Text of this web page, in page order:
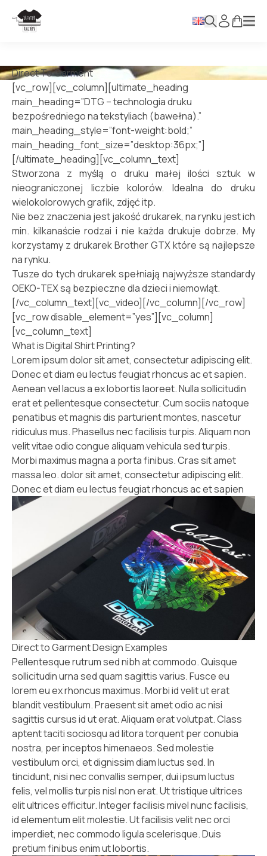
Direct To Garment
[vc_row][vc_column][ultimate_heading
main_heading=”DTG – technologia druku
bezpośredniego na tekstyliach (bawełna).”
main_heading_style=”font-weight:bold;”
main_heading_font_size=”desktop:36px;”]
[/ultimate_heading][vc_column_text]
Stworzona z myślą o druku małej ilości sztuk w
nieograniczonej liczbie kolorów. Idealna do druku
wielokolorowych grafik, zdjęć itp.
Nie bez znaczenia jest jakość drukarek, na rynku jest ich
min. kilkanaście rodzai i nie każda drukuje dobrze. My
korzystamy z drukarek Brother GTX które są najlepsze
na rynku.
Tusze do tych drukarek spełniają najwyższe standardy
OEKO-TEX są bezpieczne dla dzieci i niemowląt.
[/vc_column_text][vc_video][/vc_column][/vc_row]
[vc_row disable_element=”yes”][vc_column]
[vc_column_text]
What is Digital Shirt Printing?
Lorem ipsum dolor sit amet, consectetur adipiscing elit.
Donec et diam eu lectus feugiat rhoncus ac et sapien.
Aenean vel lacus a ex lobortis laoreet. Nulla sollicitudin
erat et pellentesque consectetur. Cum sociis natoque
penatibus et magnis dis parturient montes, nascetur
ridiculus mus. Phasellus nec facilisis turpis. Aliquam non
velit vitae odio congue aliquam vehicula sed turpis.
Morbi maximus magna a porta finibus. Cras sit amet
massa leo. dolor sit amet, consectetur adipiscing elit.
Donec et diam eu lectus feugiat rhoncus ac et sapien
Direct to Garment Design Examples
Pellentesque rutrum sed nibh at commodo. Quisque
sollicitudin urna sed quam sagittis varius. Fusce eu
lorem eu ex rhoncus maximus. Morbi id velit ut erat
blandit vestibulum. Praesent sit amet odio ac nisi
sagittis cursus id ut erat. Aliquam erat volutpat. Class
aptent taciti sociosqu ad litora torquent per conubia
nostra, per inceptos himenaeos. Sed molestie
vestibulum orci, et dignissim diam luctus sed. In
tincidunt, nisi nec convallis semper, dui ipsum luctus
felis, vel mollis turpis nisl non erat. Ut tristique ultrices
elit ultrices efficitur. Integer facilisis mivel nunc facilisis,
id elementum elit molestie. Ut facilisis velit nec orci
imperdiet, nec commodo ligula scelerisque. Duis
pretium finibus enim ut lobortis.